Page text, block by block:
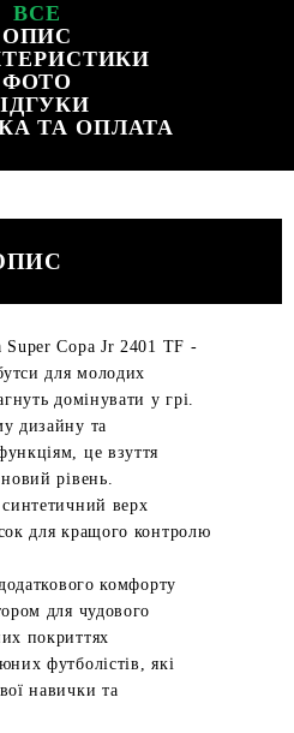
ВСЕ
ОПИС
ФОТО
ТА ОПЛАТА
Super Copa Jr 2401 TF -
для молодих
домінувати у грі.
дизайну та
це взуття
рівень.
верх
для кращого контролю
комфорту
для чудового
покриттях
футболістів, які
навички та